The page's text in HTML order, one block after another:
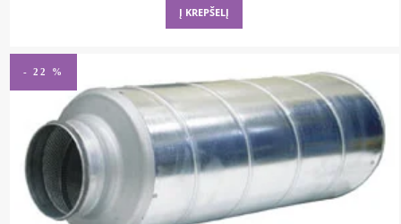
Į KREPŠELĮ
- 22 %